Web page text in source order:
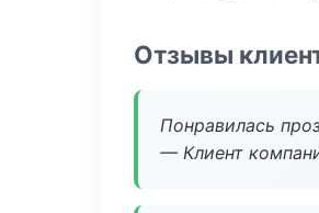
Отзывы
Понравилась
— Клиент